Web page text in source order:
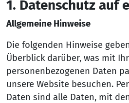
1. Da­ten­schutz auf
Allgemeine Hinweise
Die folgenden Hinweise
Überblick darüber, was mit
personenbezogenen Daten
unsere Website besuchen.
Daten sind alle Daten, mit